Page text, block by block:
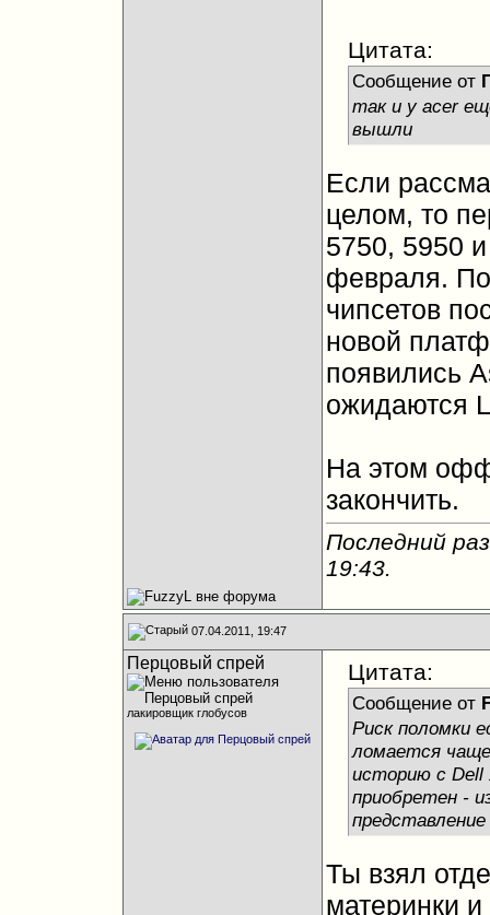
Цитата:
Сообщение от
так и у acer
вышли
Если
целом, то
5750, 5950
февраля.
чипсетов
новой
появились
ожидаются
На этом
закончить.
Последний
19:43.
07.04.2011, 19:47
Перцовый спрей
лакировщик глобусов
Цитата:
Сообщение от
Риск поломки
ломается
историю с Dell
приобретен -
Ты взял
материнки